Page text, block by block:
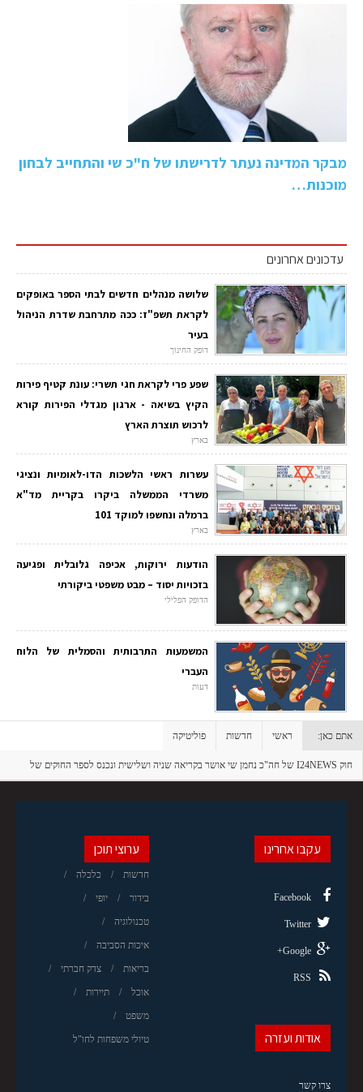
מבקר המדינה נעתר לדרישתו של ח"כ שי והתחייב לבחון
מוכנות…
עדכונים אחרונים
שלושה מנהלים חדשים לבתי הספר באופקים
לקראת תשפ"ז: ככה מתרחבת שדרת הניהול
בעיר
דופק החינוך
שפע פרי לקראת חגי תשרי: עונת קטיף פירות
הקיץ בשיאה - ארגון מגדלי הפירות קורא
לרכוש תוצרת הארץ
בארץ
עשרות ראשי הלשכות הדו-לאומיות ונציגי
משרדי הממשלה ביקרו בקריית מד"א
ברמלה ונחשפו למוקד 101
בארץ
הודעות ירוקות, אכיפה גלובלית ופגיעה
בזכויות יסוד – מבט משפטי ביקורתי
הדופק הפלילי
המשמעות התרבותית והסמלית של הלוח
העברי
דעות
אתם כאן: ראשי חדשות פוליטיקה
חוק I24NEWS של חה"כ נחמן שי אושר בקריאה שניה ושלישית ונכנס לספר החוקים של
ערוצי תוכן
חדשות כלכלה
בידור יופי
טכנולוגיה
איכות הסביבה
בריאות צדק חברתי
אוכל תיירות
משפט
טיולי משפחות לחו"ל
עקבו אחרינו
Facebook
Twitter
Google+
RSS
אודות ועזרה
צרו קשר